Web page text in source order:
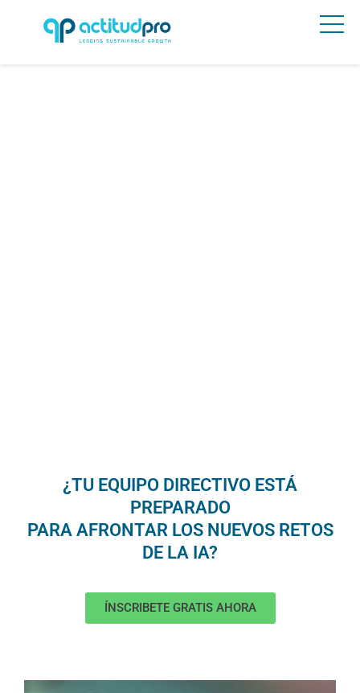
¿TU EQUIPO DIRECTIVO ESTÁ
PREPARADO
PARA AFRONTAR LOS NUEVOS RETOS
DE LA IA?
ÍNSCRIBETE GRATIS AHORA